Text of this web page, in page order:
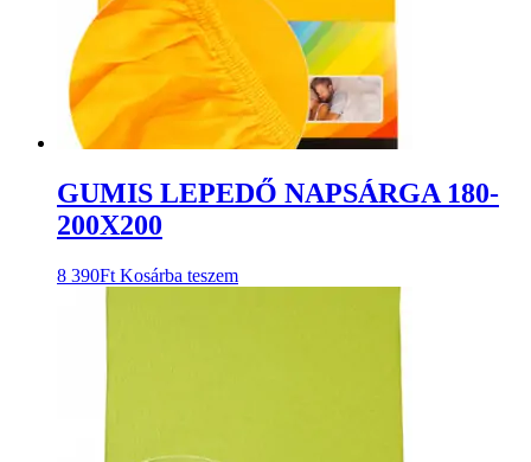
GUMIS LEPEDŐ NAPSÁRGA 180-
200X200
8 390Ft Kosárba teszem